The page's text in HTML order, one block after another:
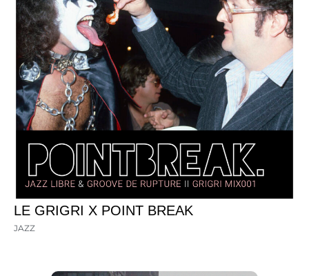
LE GRIGRI X POINT BREAK
JAZZ